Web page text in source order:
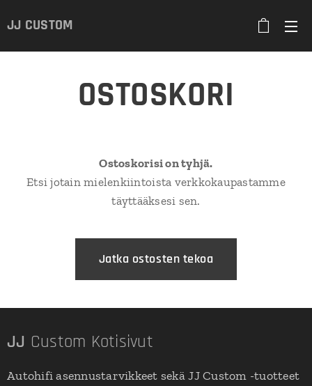
JJ CUSTOM
OSTOSKORI
Ostoskorisi on tyhjä.
Etsi jotain mielenkiintoista verkkokaupastamme
täyttääksesi sen.
Jatka ostosten tekoa
JJ Custom Kotisivut
Autohifi asennustarvikkeet sekä JJ Custom -tuotteet